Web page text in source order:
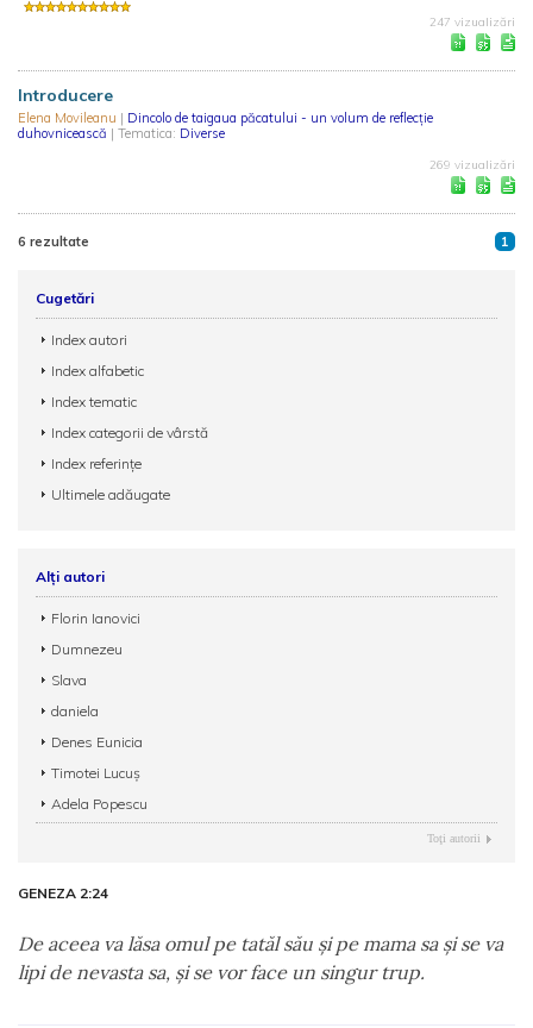
247 vizualizări
Introducere
Elena Movileanu | Dincolo de taigaua păcatului - un volum de reflecție
duhovnicească | Tematica: Diverse
269 vizualizări
6 rezultate 1
Cugetări
Index autori
Index alfabetic
Index tematic
Index categorii de vârstă
Index referințe
Ultimele adăugate
Alți autori
Florin Ianovici
Dumnezeu
Slava
daniela
Denes Eunicia
Timotei Lucuş
Adela Popescu
Toţi autorii
GENEZA 2:24
De aceea va lăsa omul pe tatăl său şi pe mama sa şi se va
lipi de nevasta sa, şi se vor face un singur trup.